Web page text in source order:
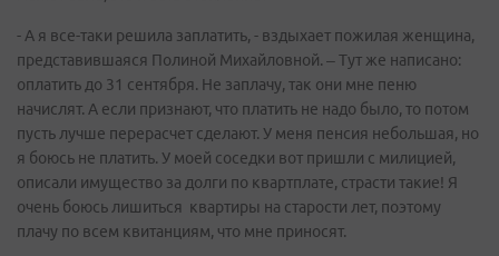
- А я все-таки решила заплатить, - вздыхает пожилая женщина,
представившаяся Полиной Михайловной. – Тут же написано:
оплатить до 31 сентября. Не заплачу, так они мне пеню
начислят. А если признают, что платить не надо было, то потом
пусть лучше перерасчет сделают. У меня пенсия небольшая, но
я боюсь не платить. У моей соседки вот пришли с милицией,
описали имущество за долги по квартплате, страсти такие! Я
очень боюсь лишиться квартиры на старости лет, поэтому
плачу по всем квитанциям, что мне приносят.